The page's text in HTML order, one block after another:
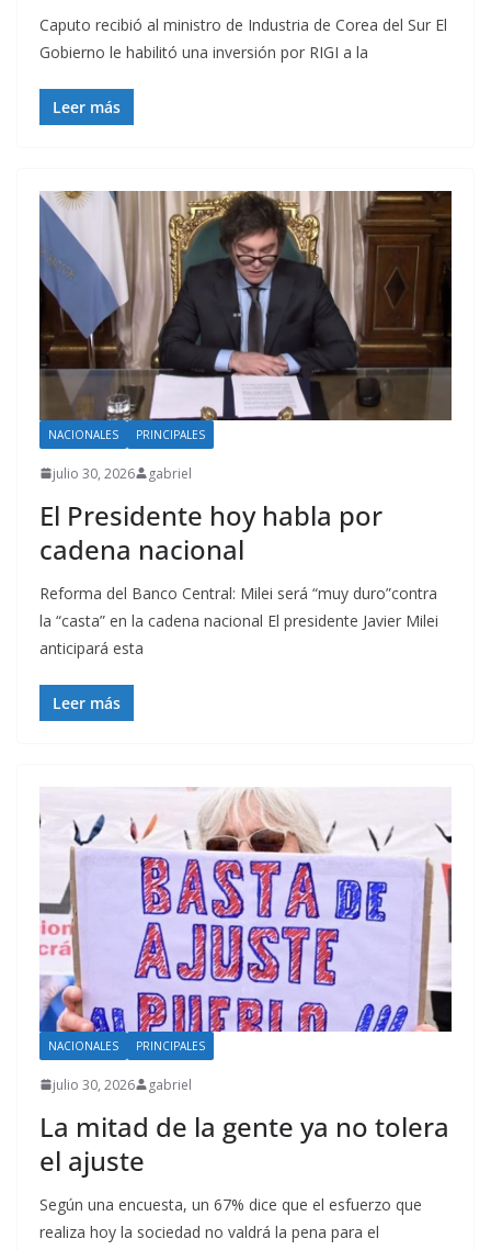
Caputo recibió al ministro de Industria de Corea del Sur El
Gobierno le habilitó una inversión por RIGI a la
Leer más
NACIONALES PRINCIPALES
julio 30, 2026 gabriel
El Presidente hoy habla por
cadena nacional
Reforma del Banco Central: Milei será “muy duro”contra
la “casta” en la cadena nacional El presidente Javier Milei
anticipará esta
Leer más
NACIONALES PRINCIPALES
julio 30, 2026 gabriel
La mitad de la gente ya no tolera
el ajuste
Según una encuesta, un 67% dice que el esfuerzo que
realiza hoy la sociedad no valdrá la pena para el